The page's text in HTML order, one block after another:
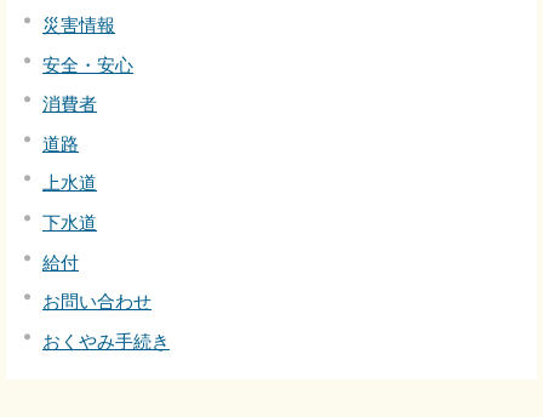
災害情報
安全・安心
消費者
道路
上水道
下水道
給付
お問い合わせ
おくやみ手続き